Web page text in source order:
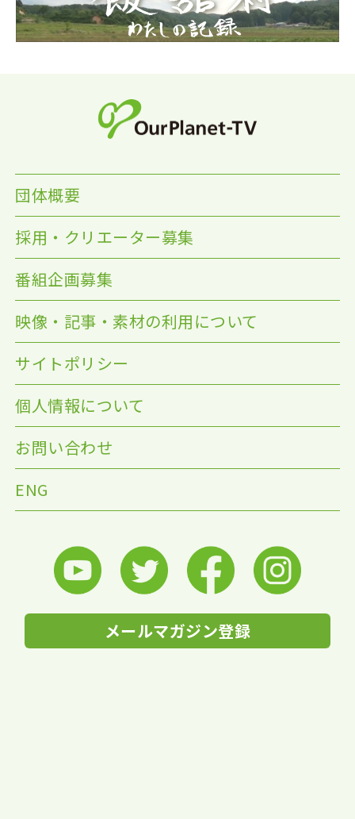
団体概要
採用・クリエーター募集
番組企画募集
映像・記事・素材の利用について
サイトポリシー
個人情報について
お問い合わせ
ENG
メールマガジン登録